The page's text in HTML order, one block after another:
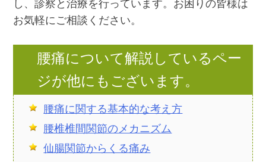
し、診察と治療を行っています。お困りの皆様は
お気軽にご相談ください。
腰痛について解説しているペー
ジが他にもございます。
腰痛に関する基本的な考え方
腰椎椎間関節のメカニズム
仙腸関節からくる痛み